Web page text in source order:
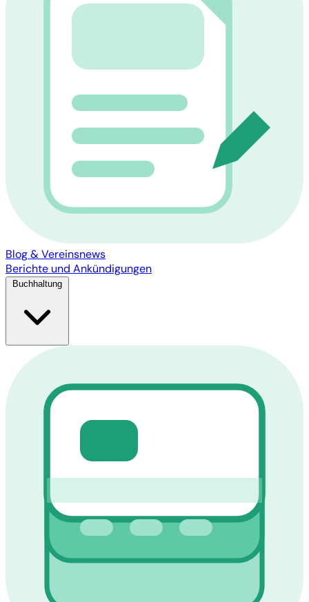
Blog & Vereinsnews
Berichte und Ankündigungen
Buchhaltung